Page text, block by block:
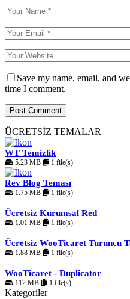
Save my name, email, and
time I comment.
ÜCRETSİZ TEMALAR
WT Temizlik
5.23 MB 1 file(s)
Rev Blog Teması
1.75 MB 1 file(s)
Ücretsiz Kurumsal Red
1.01 MB 1 file(s)
Ücretsiz WooTicaret Turuncu
1.88 MB 1 file(s)
WooTicaret - Duplicator
112 MB 1 file(s)
Kategoriler